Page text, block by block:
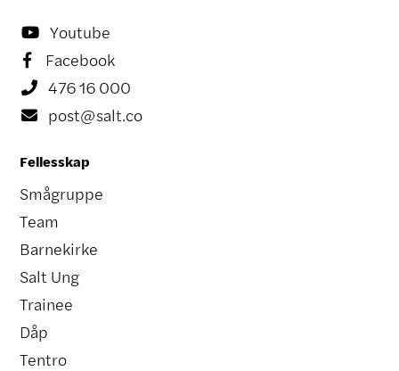
 Youtube
 Facebook
 476 16 000
 post@salt.co
Fellesskap
Smågruppe
Team
Barnekirke
Salt Ung
Trainee
Dåp
Tentro